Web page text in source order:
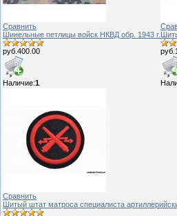
Сравнить
Шинельные петлицы войск НКВД обр. 1943 г.
руб.400.00
Наличие:1
Сравнить
Шитый штат матроса специалиста